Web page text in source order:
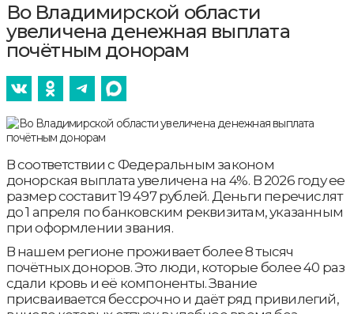
Во Владимирской области
увеличена денежная выплата
почётным донорам
В соответствии с Федеральным законом
донорская выплата увеличена на 4%. В 2026 году ее
размер составит 19 497 рублей. Деньги перечислят
до 1 апреля по банковским реквизитам, указанным
при оформлении звания.
В нашем регионе проживает более 8 тысяч
почётных доноров. Это люди, которые более 40 раз
сдали кровь и её компоненты. Звание
присваивается бессрочно и даёт ряд привилегий,